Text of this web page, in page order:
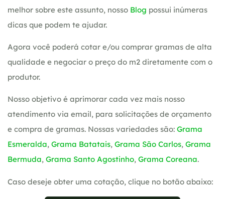
melhor sobre este assunto, nosso Blog possui inúmeras
dicas que podem te ajudar.
Agora você poderá cotar e/ou comprar gramas de alta
qualidade e negociar o preço do m2 diretamente com o
produtor.
Nosso objetivo é aprimorar cada vez mais nosso
atendimento via email, para solicitações de orçamento
e compra de gramas. Nossas variedades são: Grama
Esmeralda, Grama Batatais, Grama São Carlos, Grama
Bermuda, Grama Santo Agostinho, Grama Coreana.
Caso deseje obter uma cotação, clique no botão abaixo: